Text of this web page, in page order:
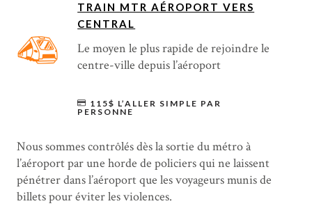
TRAIN MTR AÉROPORT VERS
CENTRAL
Le moyen le plus rapide de rejoindre le
centre-ville depuis l’aéroport
115$ L’ALLER SIMPLE PAR
PERSONNE
Nous sommes contrôlés dès la sortie du métro à
l’aéroport par une horde de policiers qui ne laissent
pénétrer dans l’aéroport que les voyageurs munis de
billets pour éviter les violences.